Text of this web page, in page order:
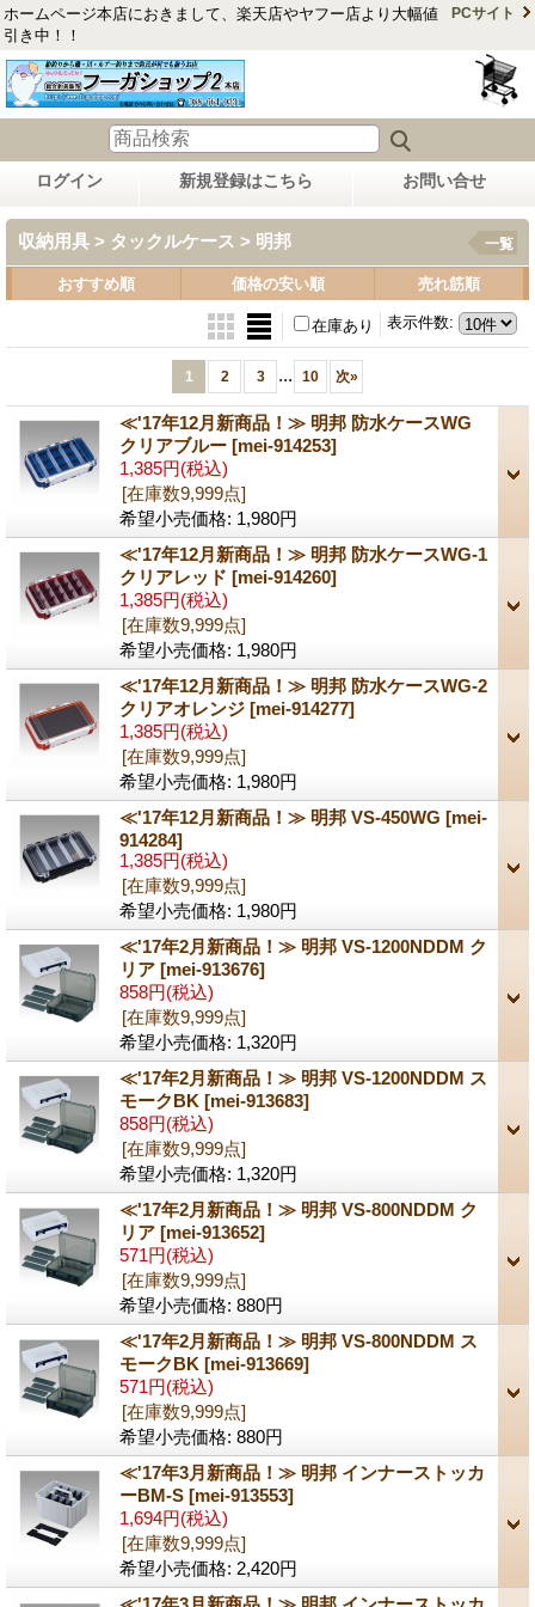
ホームページ本店におきまして、楽天店やヤフー店より大幅値
引き中！！
PCサイト
ログイン 新規登録はこちら お問い合せ
収納用具 > タックルケース > 明邦 一覧
おすすめ順 価格の安い順 売れ筋順
表示件数:
在庫あり
1 2 3 ... 10 次»
≪'17年12月新商品！≫ 明邦 防水ケースWG
クリアブルー [mei-914253]
1,385円(税込)
[在庫数9,999点]
希望小売価格: 1,980円
≪'17年12月新商品！≫ 明邦 防水ケースWG-1
クリアレッド [mei-914260]
1,385円(税込)
[在庫数9,999点]
希望小売価格: 1,980円
≪'17年12月新商品！≫ 明邦 防水ケースWG-2
クリアオレンジ [mei-914277]
1,385円(税込)
[在庫数9,999点]
希望小売価格: 1,980円
≪'17年12月新商品！≫ 明邦 VS-450WG [mei-
914284]
1,385円(税込)
[在庫数9,999点]
希望小売価格: 1,980円
≪'17年2月新商品！≫ 明邦 VS-1200NDDM ク
リア [mei-913676]
858円(税込)
[在庫数9,999点]
希望小売価格: 1,320円
≪'17年2月新商品！≫ 明邦 VS-1200NDDM ス
モークBK [mei-913683]
858円(税込)
[在庫数9,999点]
希望小売価格: 1,320円
≪'17年2月新商品！≫ 明邦 VS-800NDDM ク
リア [mei-913652]
571円(税込)
[在庫数9,999点]
希望小売価格: 880円
≪'17年2月新商品！≫ 明邦 VS-800NDDM ス
モークBK [mei-913669]
571円(税込)
[在庫数9,999点]
希望小売価格: 880円
≪'17年3月新商品！≫ 明邦 インナーストッカ
ーBM-S [mei-913553]
1,694円(税込)
[在庫数9,999点]
希望小売価格: 2,420円